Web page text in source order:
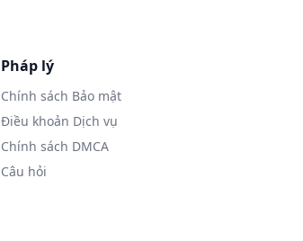
Pháp lý
Chính sách Bảo mật
Điều khoản Dịch vụ
Chính sách DMCA
Câu hỏi